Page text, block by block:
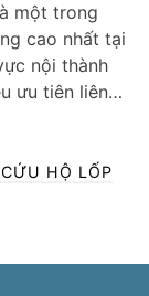
một trong
cao nhất tại
nội thành
ưu tiên liên…
HỘ LỐP